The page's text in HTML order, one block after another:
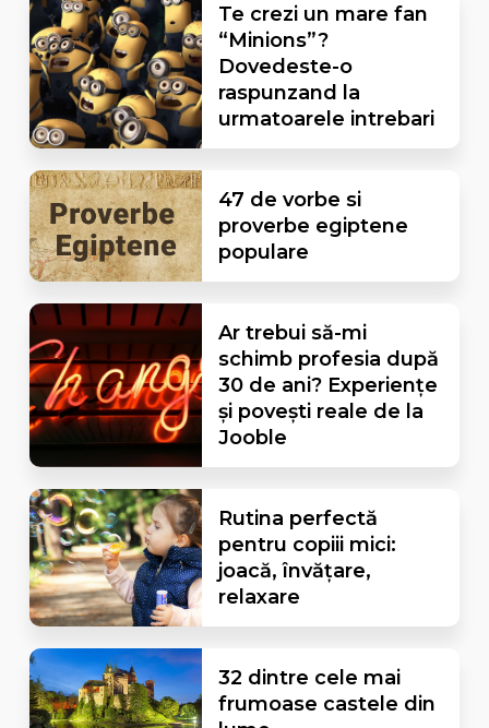
Te crezi un mare fan
“Minions”?
Dovedeste-o
raspunzand la
urmatoarele intrebari
47 de vorbe si
proverbe egiptene
populare
Ar trebui să-mi
schimb profesia după
30 de ani? Experiențe
și povești reale de la
Jooble
Rutina perfectă
pentru copiii mici:
joacă, învățare,
relaxare
32 dintre cele mai
frumoase castele din